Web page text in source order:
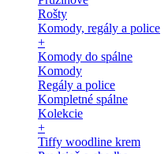
Rošty
Komody, regály a police
+
Komody do spálne
Komody
Regály a police
Kompletné spálne
Kolekcie
+
Tiffy woodline krem